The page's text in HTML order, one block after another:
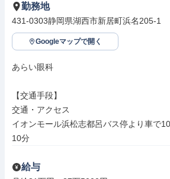
勤務地
431-0303静岡県湖西市新居町浜名205-1
Googleマップで開く
あらい眼科
【交通手段】
交通・アクセス
イオンモール浜松志都呂バス停より車で
10分
給与